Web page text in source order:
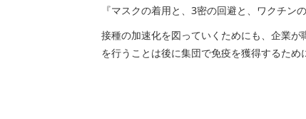
『マスクの着用と、3密の回避と、ワクチン
接種の加速化を図っていくためにも、企業
を行うことは後に集団で免疫を獲得するため